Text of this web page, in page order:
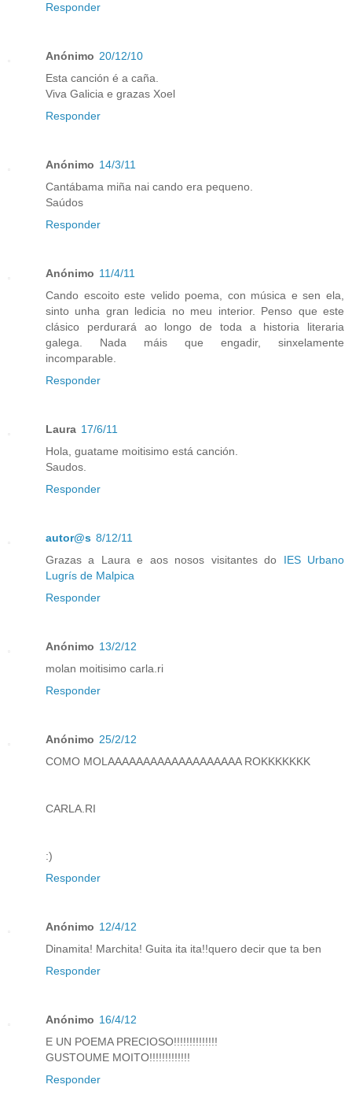
Responder
Anónimo 20/12/10
Esta canción é a caña.
Viva Galicia e grazas Xoel
Responder
Anónimo 14/3/11
Cantábama miña nai cando era pequeno.
Saúdos
Responder
Anónimo 11/4/11
Cando escoito este velido poema, con música e sen ela,
sinto unha gran ledicia no meu interior. Penso que este
clásico perdurará ao longo de toda a historia literaria
galega. Nada máis que engadir, sinxelamente
incomparable.
Responder
Laura 17/6/11
Hola, guatame moitisimo está canción.
Saudos.
Responder
autor@s 8/12/11
Grazas a Laura e aos nosos visitantes do IES Urbano
Lugrís de Malpica
Responder
Anónimo 13/2/12
molan moitisimo carla.ri
Responder
Anónimo 25/2/12
COMO MOLAAAAAAAAAAAAAAAAAAA ROKKKKKKK
CARLA.RI
:)
Responder
Anónimo 12/4/12
Dinamita! Marchita! Guita ita ita!!quero decir que ta ben
Responder
Anónimo 16/4/12
E UN POEMA PRECIOSO!!!!!!!!!!!!!!
GUSTOUME MOITO!!!!!!!!!!!!!
Responder